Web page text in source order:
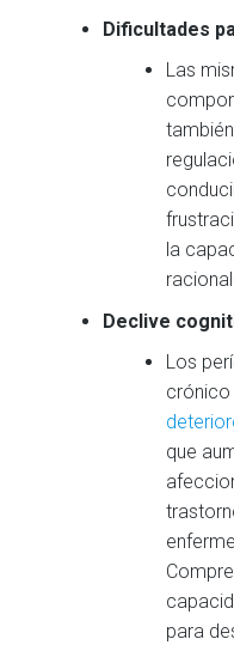
Dificultades
Las
la
Declive
Los
crónico
que
para